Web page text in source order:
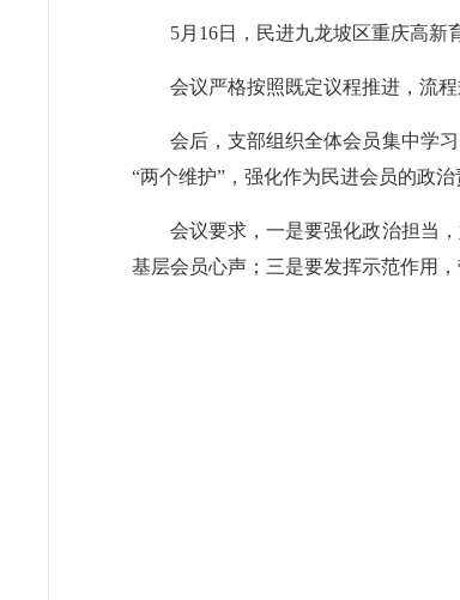
5月16日，民进九龙坡区重庆高新
会议严格按照既定议程推进，流程
会后，支部组织全体会员集中学
“两个维护”，强化作为民进会员的政治
会议要求，一是要强化政治担当
基层会员心声；三是要发挥示范作用